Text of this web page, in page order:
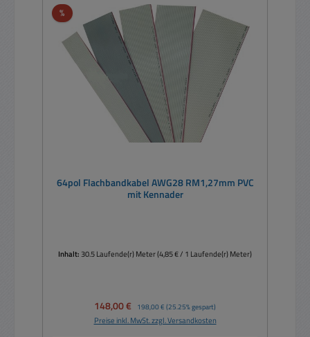
%Rabatt
64pol Flachbandkabel AWG28 RM1,27mm PVC
mit Kennader
Inhalt:30.5 Laufende(r) Meter(4,85 € / 1 Laufende(r) Meter)
Verkaufspreis:
148,00 € Regulärer Preis:
198,00 € (25.25% gespart)
Preise inkl. MwSt. zzgl. Versandkosten